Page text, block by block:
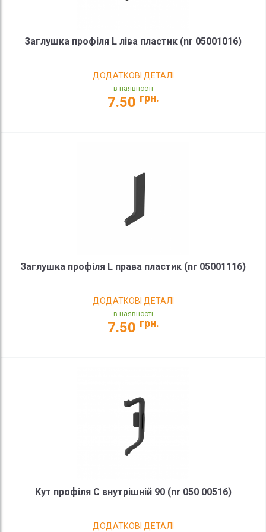
Заглушка профіля L ліва пластик (nr 05001016)
ДОДАТКОВІ ДЕТАЛІ
в наявності
7.50 грн.
Заглушка профіля L права пластик (nr 05001116)
ДОДАТКОВІ ДЕТАЛІ
в наявності
7.50 грн.
Кут профіля С внутрішній 90 (nr 050 00516)
ДОДАТКОВІ ДЕТАЛІ